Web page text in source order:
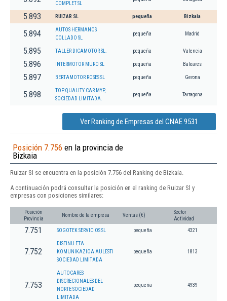
COMPLET SL
5.893 RUIZAR SL pequeña Bizkaia
5.894
AUTOS HERMANOS
COLLADO SL
pequeña Madrid
5.895 TALLER DICAMOTOR SL. pequeña Valencia
5.896 INTERMOTOR MURO SL pequeña Baleares
5.897 BERTAMOTOR ROSES SL pequeña Gerona
5.898
TOP QUALITY CAR MYP,
SOCIEDAD LIMITADA.
pequeña Tarragona
Ver Ranking de Empresas del CNAE 9531
Posición 7.756 en la provincia de
Bizkaia
Ruizar Sl se encuentra en la posición 7.756 del Ranking de Bizkaia.
A continuación podrá consultar la posición en el ranking de Ruizar Sl y
empresas con posiciones similares:
Posición
Provincia
Nombre de la empresa Ventas (€)
Sector
Actividad
7.751 SOGOTEK SERVICIOS SL pequeña 4321
7.752
DISEINU ETA
KOMUNIKAZIOA AULESTI
SOCIEDAD LIMITADA
pequeña 1813
7.753
AUTOCARES
DISCRECIONALES DEL
NORTE SOCIEDAD
LIMITADA
pequeña 4939